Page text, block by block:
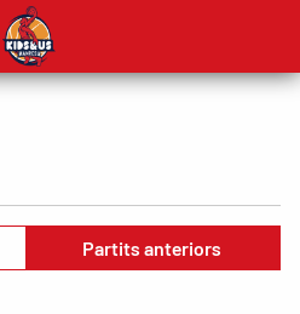
Partits anteriors